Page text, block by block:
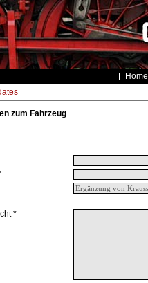
Home
zum Fahrzeug
*